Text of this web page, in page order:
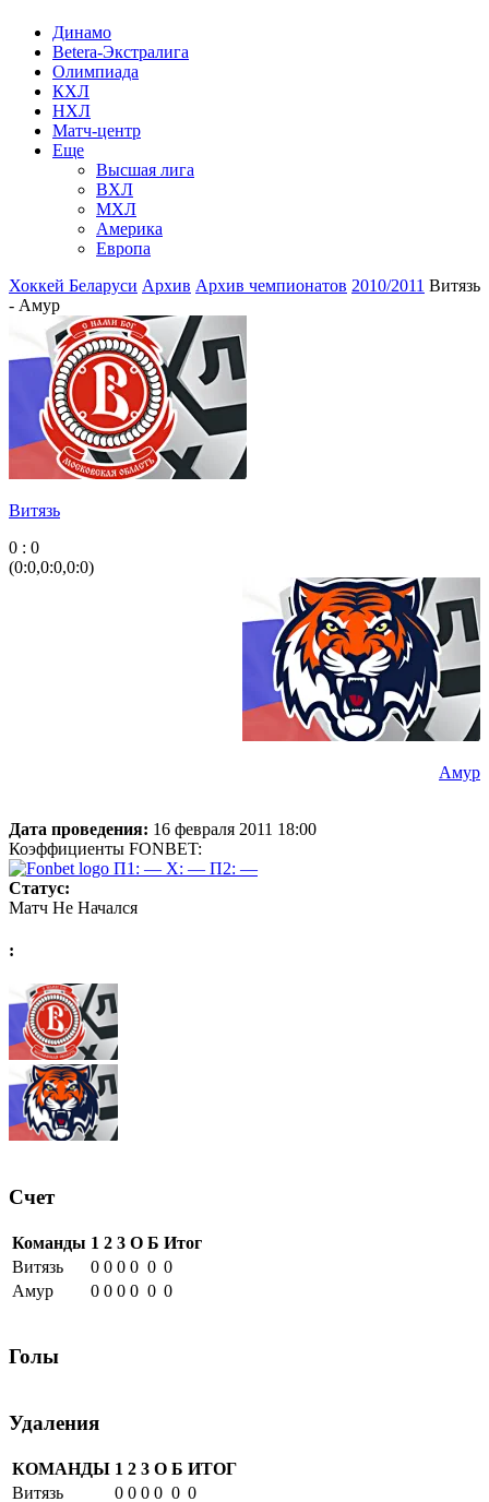
Динамо
Betera-Экстралига
Олимпиада
КХЛ
НХЛ
Матч-центр
Еще
Высшая лига
ВХЛ
МХЛ
Америка
Европа
Хоккей Беларуси Архив Архив чемпионатов 2010/2011 Витязь
- Амур
Витязь
0 : 0
(0:0,0:0,0:0)
Амур
Дата проведения: 16 февраля 2011 18:00
Коэффициенты FONBET:
П1: — X: — П2: —
Статус:
Матч Не Начался
:
Счет
Команды 1 2 3 О Б Итог
Витязь
0 0 0 0 0 0
Амур
0 0 0 0 0 0
Голы
Удаления
КОМАНДЫ 1 2 3 О Б ИТОГ
Витязь
0 0 0 0 0 0